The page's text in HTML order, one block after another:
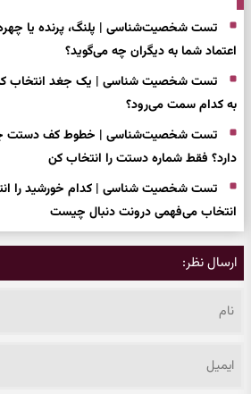
تست شخصیت‌شناسی | پلنگ، پرنده یا چهره؛
اعتماد شما به دیگران چه می‌گوید؟
تست شخصیت شناسی | یک جغد انتخاب کن
به کدام سمت می‌رود؟
تست شخصیت‌شناسی | خطوط کف دستت چه
دارد؟ فقط شماره دستت را انتخاب کن
تست شخصیت شناسی | کدام خورشید را
انتخاب می‌فهمی درونت دنبال چیست
ارسال نظر: